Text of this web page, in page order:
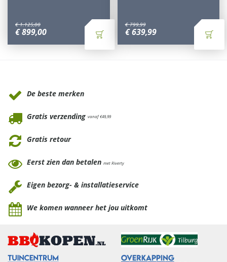
€ 1.125,00
€899,00
€ 799,99
€ 639,99
De beste merken
Gratis verzending vanaf €49,99
Gratis retour
Eerst zien dan betalen met Riverty
Eigen bezorg- & installatieservice
We komen wanneer het jou uitkomt